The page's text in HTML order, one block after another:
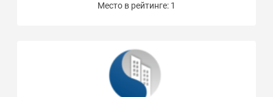
Место в рейтинге: 1